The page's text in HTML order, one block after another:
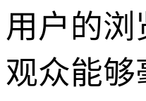
用户的浏
观众能够